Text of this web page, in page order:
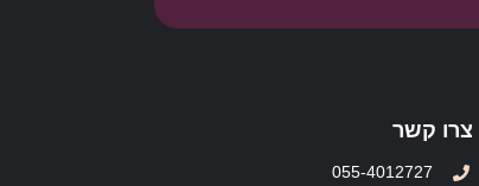
צרו קשר
055-4012727